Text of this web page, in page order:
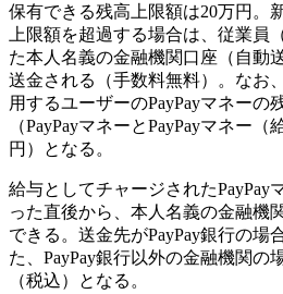
保有できる残高上限額は20万円。
上限額を超過する場合は、従業員
た本人名義の金融機関口座（自動
送金される（手数料無料）。なお
用するユーザーのPayPayマネーの
（PayPayマネーとPayPayマネー
円）となる。
給与としてチャージされたPayPay
った直後から、本人名義の金融機
できる。送金先がPayPay銀行の場
た、PayPay銀行以外の金融機関の
（税込）となる。